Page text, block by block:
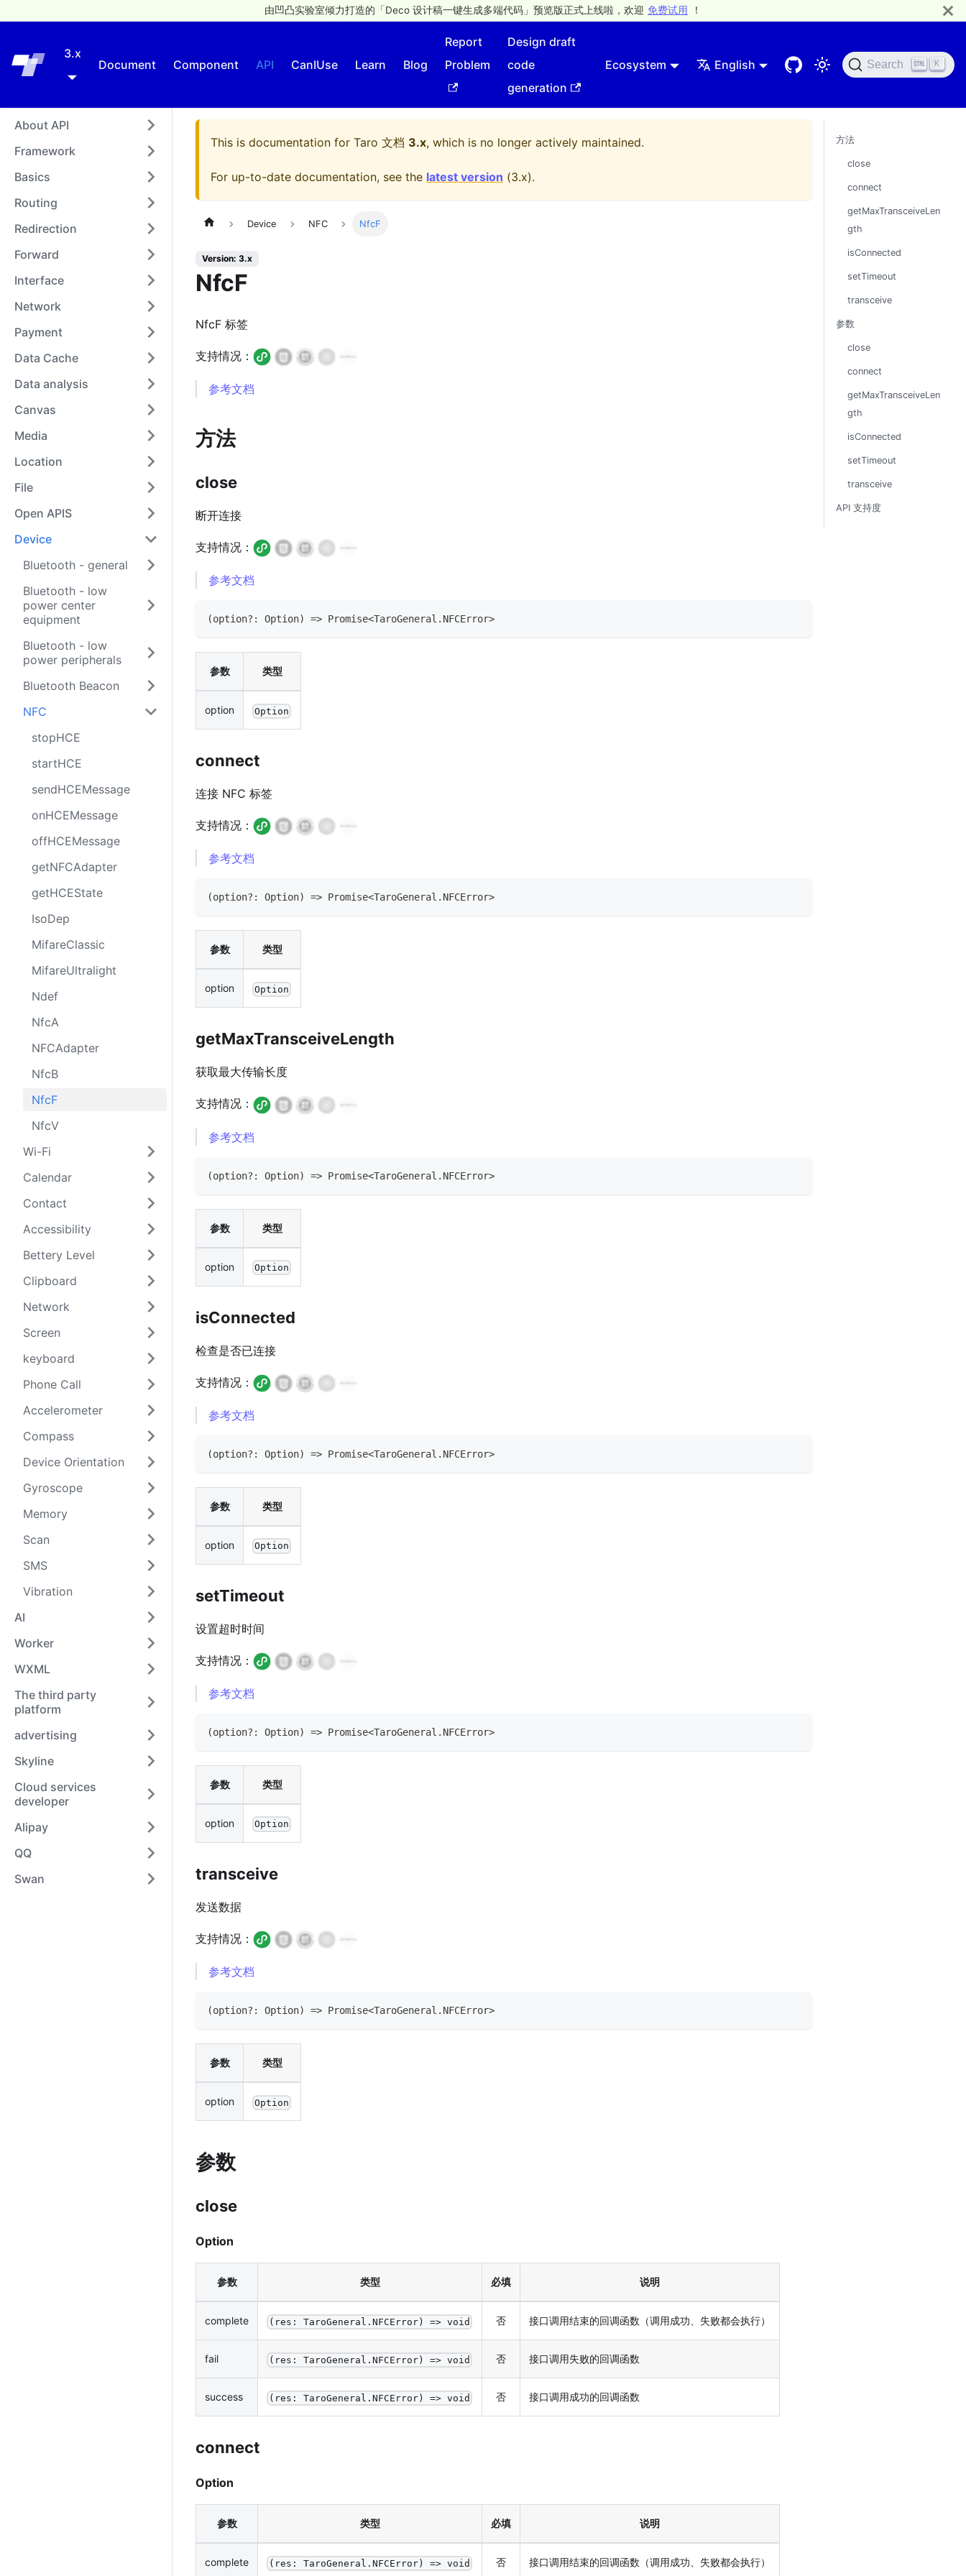
由凹凸实验室倾力打造的「Deco 设计稿一键生成多端代码」预览版正式上线啦，欢迎 免费试用 ！
3.x
Document
Component API CanIUse Learn Blog
Report
Problem
Design draft
code
generation
Ecosystem English Search K
About API
Framework
Basics
Routing
Redirection
Forward
Interface
Network
Payment
Data Cache
Data analysis
Canvas
Media
Location
File
Open APIS
Device
Bluetooth - general
Bluetooth - low
power center
equipment
Bluetooth - low
power peripherals
Bluetooth Beacon
NFC
stopHCE
startHCE
sendHCEMessage
onHCEMessage
offHCEMessage
getNFCAdapter
getHCEState
IsoDep
MifareClassic
MifareUltralight
Ndef
NfcA
NFCAdapter
NfcB
NfcF
NfcV
Wi-Fi
Calendar
Contact
Accessibility
Bettery Level
Clipboard
Network
Screen
keyboard
Phone Call
Accelerometer
Compass
Device Orientation
Gyroscope
Memory
Scan
SMS
Vibration
AI
Worker
WXML
The third party
platform
advertising
Skyline
Cloud services
developer
Alipay
QQ
Swan
This is documentation for Taro 文档 3.x, which is no longer actively maintained.
For up-to-date documentation, see the latest version (3.x).
Device NFC NfcF
Version: 3.x
NfcF
NfcF 标签
支持情况：
参考文档
方法
close
断开连接
支持情况：
参考文档
(option? : Option) => Promise<TaroGeneral . NFCError>
参数 类型
option Option
connect
连接 NFC 标签
支持情况：
参考文档
(option? : Option) => Promise<TaroGeneral . NFCError>
参数 类型
option Option
getMaxTransceiveLength
获取最大传输长度
支持情况：
参考文档
(option? : Option) => Promise<TaroGeneral . NFCError>
参数 类型
option Option
isConnected
检查是否已连接
支持情况：
参考文档
(option? : Option) => Promise<TaroGeneral . NFCError>
参数 类型
option Option
setTimeout
设置超时时间
支持情况：
参考文档
(option? : Option) => Promise<TaroGeneral . NFCError>
参数 类型
option Option
transceive
发送数据
支持情况：
参考文档
(option? : Option) => Promise<TaroGeneral . NFCError>
参数 类型
option Option
参数
close
Option
参数 类型 必填 说明
complete (res: TaroGeneral.NFCError) => void 否 接口调用结束的回调函数（调用成功、失败都会执行）
fail (res: TaroGeneral.NFCError) => void 否 接口调用失败的回调函数
success (res: TaroGeneral.NFCError) => void 否 接口调用成功的回调函数
connect
Option
参数 类型 必填 说明
complete (res: TaroGeneral.NFCError) => void 否 接口调用结束的回调函数（调用成功、失败都会执行）
方法
close
connect
getMaxTransceiveLen
gth
isConnected
setTimeout
transceive
参数
close
connect
getMaxTransceiveLen
gth
isConnected
setTimeout
transceive
API 支持度